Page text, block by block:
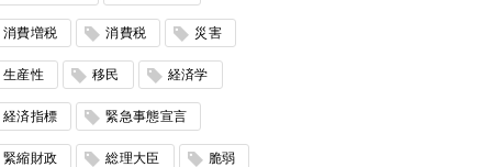
消費増税 消費税 災害
生産性 移民 経済学
経済指標 緊急事態宣言
緊縮財政 総理大臣 脆弱